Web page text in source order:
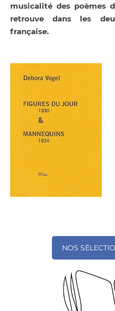
musicalité des poèmes
retrouve dans les
française.
NOS